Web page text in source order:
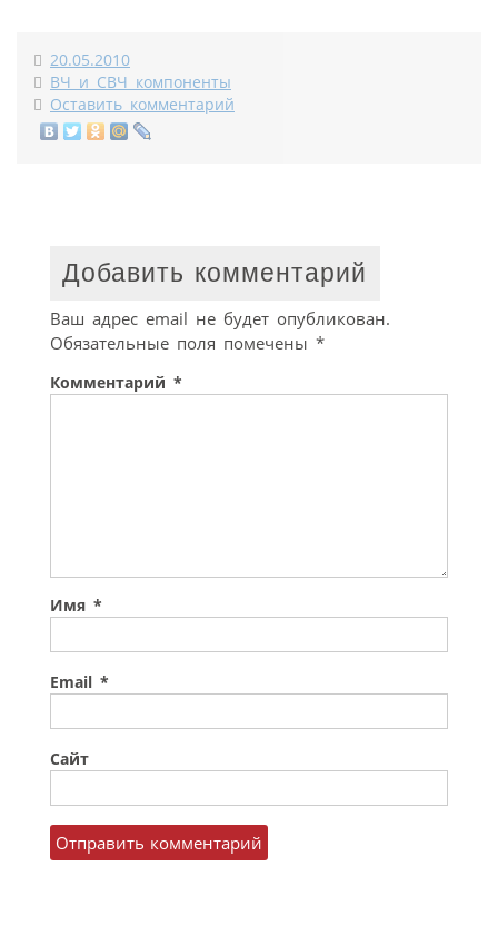
20.05.2010
ВЧ и СВЧ компоненты
Оставить комментарий
Добавить комментарий
Ваш адрес email не будет опубликован.
Обязательные поля помечены *
Комментарий *
Имя *
Email *
Сайт